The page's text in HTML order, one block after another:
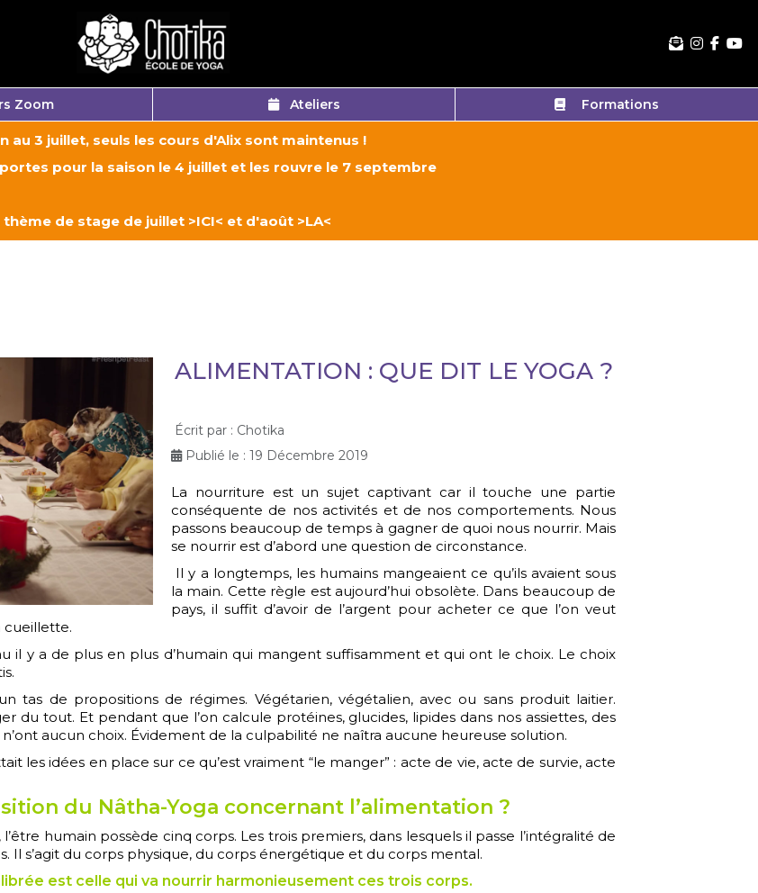
Zoom Ateliers Formations
au 3 juillet, seuls les cours d'Alix sont maintenus !
pour la saison le 4 juillet et les rouvre le 7 septembre
thème de stage de juillet >ICI< et d'août >LA<
ALIMENTATION : QUE DIT LE YOGA ?
Écrit par : Chotika
Publié le : 19 Décembre 2019
La nourriture est un sujet captivant car il touche une partie
conséquente de nos activités et de nos comportements. Nous
passons beaucoup de temps à gagner de quoi nous nourrir. Mais
se nourrir est d’abord une question de circonstance.
Il y a longtemps, les humains mangeaient ce qu’ils avaient sous
la main. Cette règle est aujourd’hui obsolète. Dans beaucoup de
pays, il suffit d’avoir de l’argent pour acheter ce que l’on veut
cueillette.
il y a de plus en plus d’humain qui mangent suffisamment et qui ont le choix. Le choix
tas de propositions de régimes. Végétarien, végétalien, avec ou sans produit laitier.
du tout. Et pendant que l’on calcule protéines, glucides, lipides dans nos assiettes, des
aucun choix. Évidement de la culpabilité ne naîtra aucune heureuse solution.
les idées en place sur ce qu’est vraiment “le manger” : acte de vie, acte de survie, acte
du Nâtha-Yoga concernant l’alimentation ?
humain possède cinq corps. Les trois premiers, dans lesquels il passe l’intégralité de
Il s’agit du corps physique, du corps énergétique et du corps mental.
est celle qui va nourrir harmonieusement ces trois corps.